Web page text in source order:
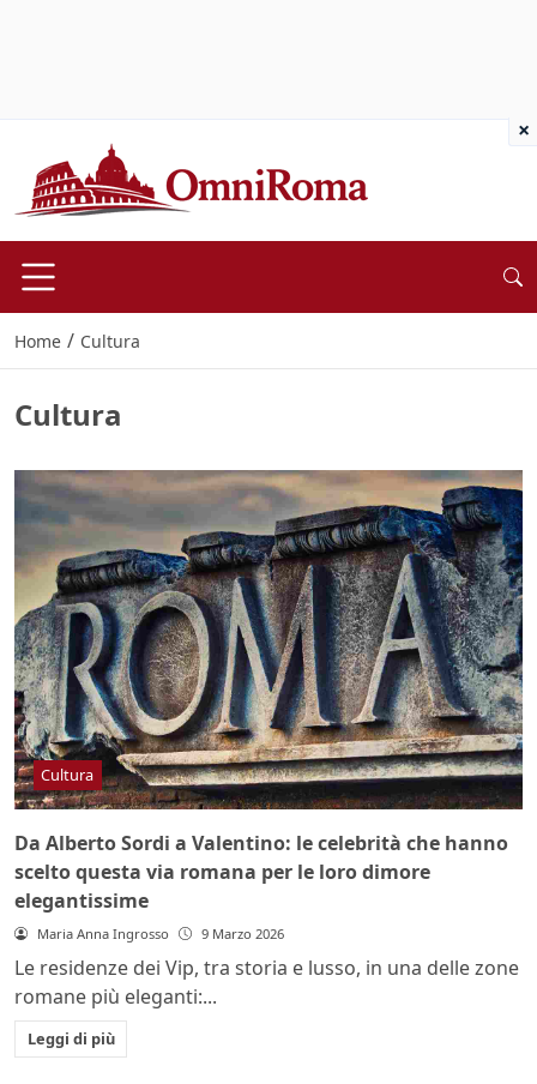
Home / Cultura
Cultura
Cultura
Da Alberto Sordi a Valentino: le celebrità che hanno
scelto questa via romana per le loro dimore
elegantissime
Maria Anna Ingrosso 9 Marzo 2026
Le residenze dei Vip, tra storia e lusso, in una delle zone
romane più eleganti:...
Leggi di più
×